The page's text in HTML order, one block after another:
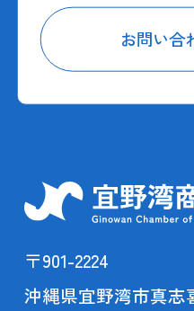
お問い合
〒901-2224
沖縄県宜野湾市真志